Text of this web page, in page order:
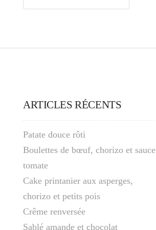
ARTICLES RÉCENTS
Patate douce rôti
Boulettes de bœuf, chorizo et sauce
tomate
Cake printanier aux asperges,
chorizo et petits pois
Crême renversée
Sablé amande et chocolat